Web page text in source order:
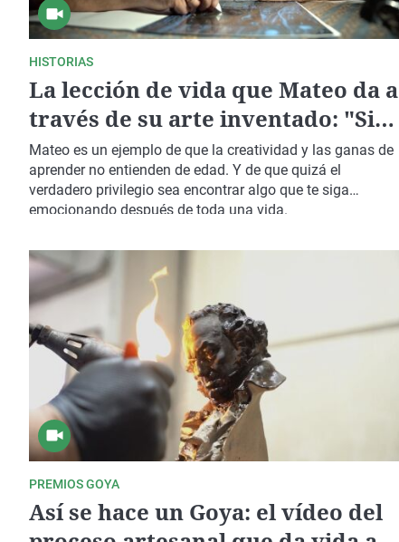
HISTORIAS
La lección de vida que Mateo da a
través de su arte inventado: "Si
quieres vivir feliz es
imprescindible tener algo que te
motive"
Mateo es un ejemplo de que la creatividad y las ganas de
aprender no entienden de edad. Y de que quizá el
verdadero privilegio sea encontrar algo que te siga
emocionando después de toda una vida.
PREMIOS GOYA
Así se hace un Goya: el vídeo del